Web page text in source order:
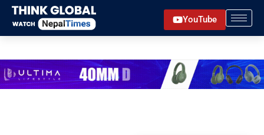
Skip
content
YouTube